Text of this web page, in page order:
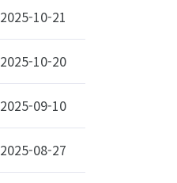
2025-10-21
2025-10-20
2025-09-10
2025-08-27